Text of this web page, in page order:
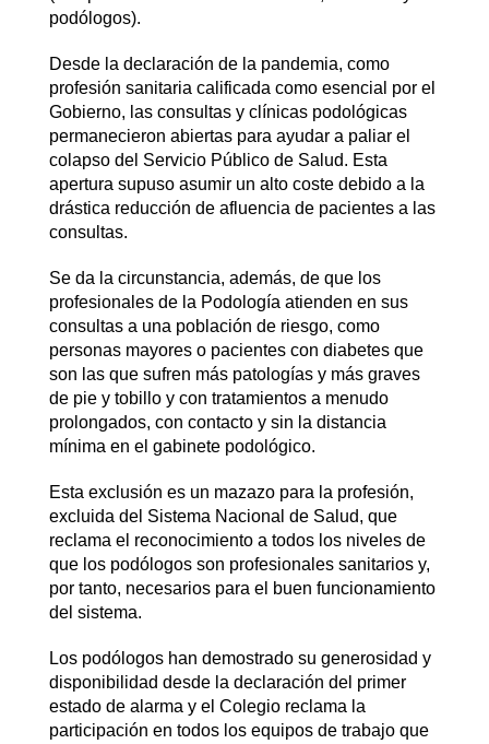
podólogos).
Desde la declaración de la pandemia, como
profesión sanitaria calificada como esencial por el
Gobierno, las consultas y clínicas podológicas
permanecieron abiertas para ayudar a paliar el
colapso del Servicio Público de Salud. Esta
apertura supuso asumir un alto coste debido a la
drástica reducción de afluencia de pacientes a las
consultas.
Se da la circunstancia, además, de que los
profesionales de la Podología atienden en sus
consultas a una población de riesgo, como
personas mayores o pacientes con diabetes que
son las que sufren más patologías y más graves
de pie y tobillo y con tratamientos a menudo
prolongados, con contacto y sin la distancia
mínima en el gabinete podológico.
Esta exclusión es un mazazo para la profesión,
excluida del Sistema Nacional de Salud, que
reclama el reconocimiento a todos los niveles de
que los podólogos son profesionales sanitarios y,
por tanto, necesarios para el buen funcionamiento
del sistema.
Los podólogos han demostrado su generosidad y
disponibilidad desde la declaración del primer
estado de alarma y el Colegio reclama la
participación en todos los equipos de trabajo que